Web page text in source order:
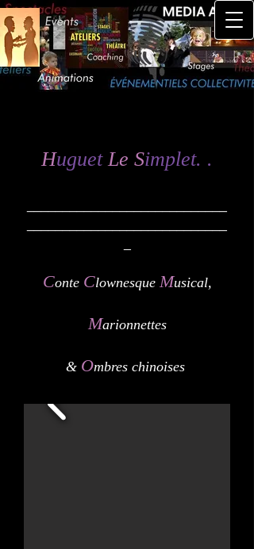
Huguet Le Simplet. .
Conte Clownesque Musical,
Marionnettes
& Ombres chinoises